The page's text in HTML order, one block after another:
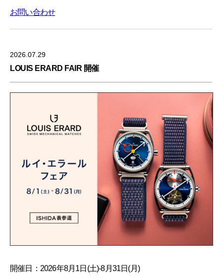
お問い合わせ
2026.07.29
LOUIS ERARD FAIR 開催
開催日：2026年8月1日(土)-8月31日(月)